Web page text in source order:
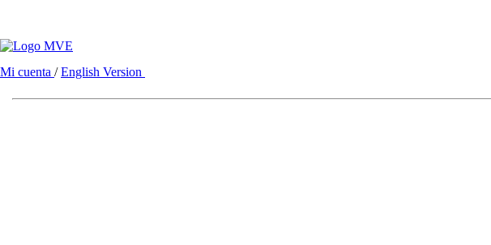
Mi cuenta /English Version